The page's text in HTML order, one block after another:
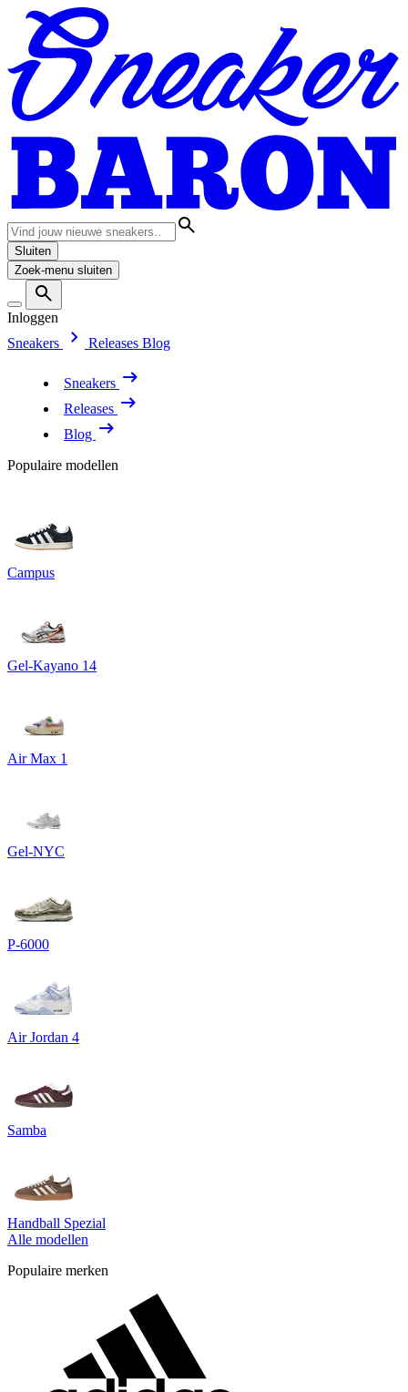
Sluiten
Zoek-menu sluiten
Inloggen
Sneakers
Releases Blog
Sneakers
Releases
Blog
Populaire modellen
Campus
Gel-Kayano 14
Air Max 1
Gel-NYC
P-6000
Air Jordan 4
Samba
Handball Spezial
Alle modellen
Populaire merken